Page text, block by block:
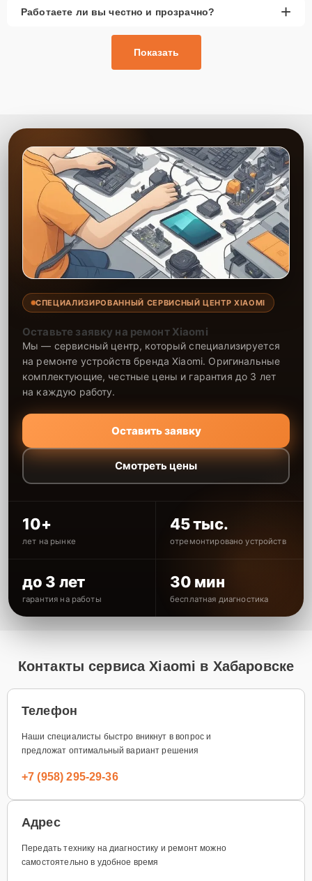
Работаете ли вы честно и прозрачно? +
Показать
СПЕЦИАЛИЗИРОВАННЫЙ СЕРВИСНЫЙ ЦЕНТР XIAOMI
Оставьте заявку на ремонт Xiaomi
Мы — сервисный центр, который специализируется
на ремонте устройств бренда Xiaomi. Оригинальные
комплектующие, честные цены и гарантия до 3 лет
на каждую работу.
Оставить заявку
Смотреть цены
10+
лет на рынке
45 тыс.
отремонтировано устройств
до 3 лет
гарантия на работы
30 мин
бесплатная диагностика
Контакты сервиса Xiaomi в Хабаровске
Телефон
Наши специалисты быстро вникнут в вопрос и
предложат оптимальный вариант решения
+7 (958) 295-29-36
Адрес
Передать технику на диагностику и ремонт можно
самостоятельно в удобное время